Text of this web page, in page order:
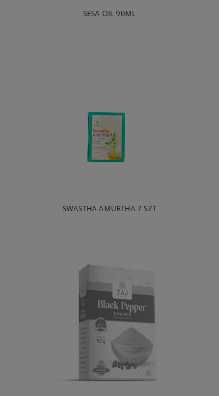
SESA OIL 90ML
SWASTHA AMURTHA 7 SZT